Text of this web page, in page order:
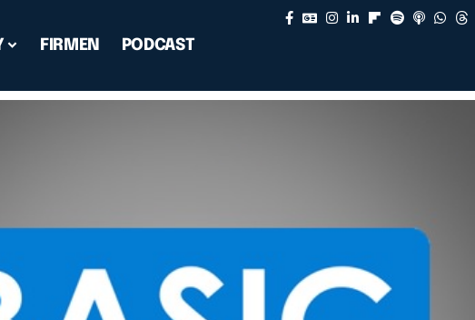
FIRMEN PODCAST